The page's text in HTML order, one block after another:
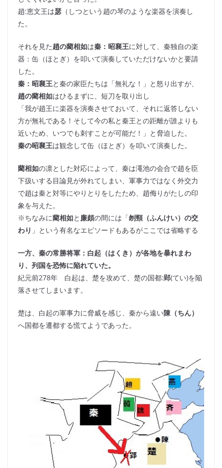
趙:恵文王は瑟 （しつという趙の琴のような楽器を演奏し
た。
それを見た趙の藺相如は秦：昭襄王に対して、秦独自の楽
器：缶（ほとぎ）を叩いて演奏していただけないかと要請
した。
秦：昭襄王と秦の家臣たちは「無礼な！」と怒り出すが、
趙の藺相如はひるまずに、短刀を取り出し
「我が趙王に楽器を演奏させておいて、それに返答しない
方が無礼である！そして今の私と秦王との距離が誰よりも
近いため、いつでも刺すことが可能だ！」と脅迫した。
秦の昭襄王は観念して缶（ほとぎ）を叩いて演奏した。
藺相如の凛とした対応によって、秦は澠池の会合で趙を臣
下扱いする目論見が外れてしまい、軍事力ではなく外交力
で趙は秦と対等にやりとりをしたため、趙侮りがたしの印
象を与えた。
※ちなみに藺相如と 廉頗の間には「刎頸（ふんけい）の交
わり 」という有名なエピソードもあるがここでは省略する
一方、秦の常勝将軍：白起（はくき）が各地を暴れまわ
り、列国を恐怖に陥れていた。
紀元前278年 白起は、楚を攻めて、楚の国都:郢(てい)を陥
落させてしまいます。
楚は、白起の軍事力に脅威を感じ、秦から遠い陳（ちん）
へ国都を遷都する慌てようであった。